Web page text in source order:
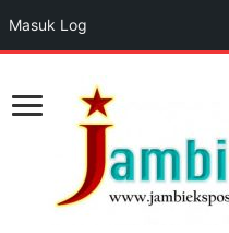
Masuk Log